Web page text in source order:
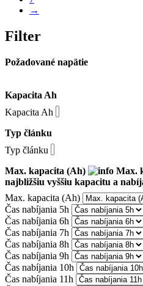
→
Filter
Požadované napätie
Kapacita Ah
Kapacita Ah
Typ článku
Typ článku
Max. kapacita (Ah)
Max.
najbližšiu vyššiu kapacitu a
Max. kapacita (Ah)
Čas nabíjania 5h
Čas nabíjania 6h
Čas nabíjania 7h
Čas nabíjania 8h
Čas nabíjania 9h
Čas nabíjania 10h
Čas nabíjania 11h